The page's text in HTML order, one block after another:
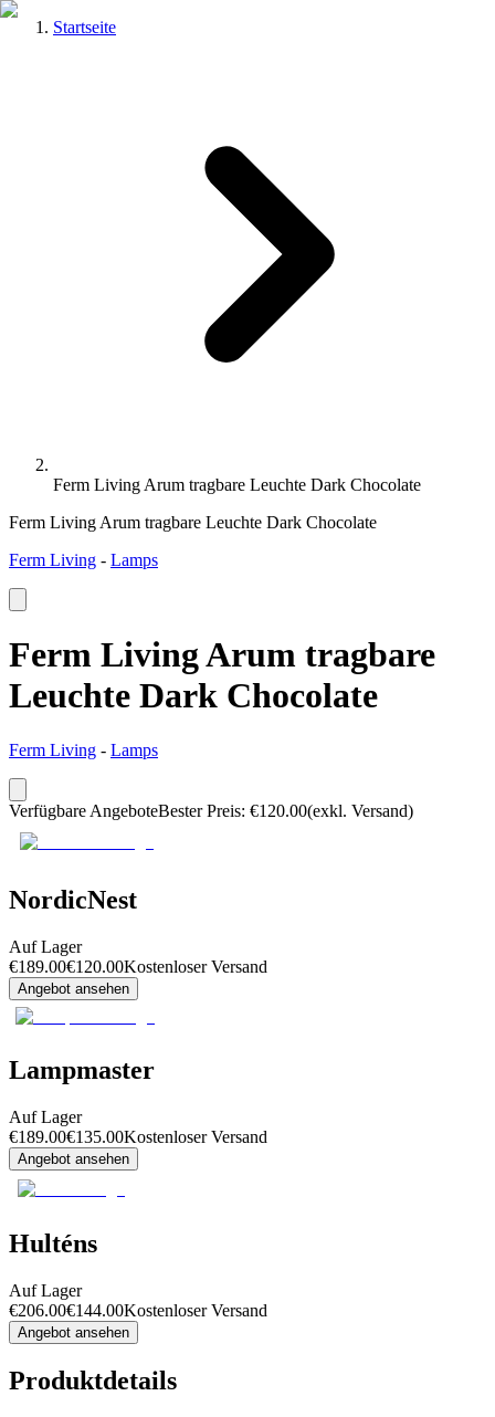
Startseite
Ferm Living Arum tragbare Leuchte Dark Chocolate
Ferm Living Arum tragbare Leuchte Dark Chocolate
Ferm Living - Lamps
Ferm Living Arum tragbare
Leuchte Dark Chocolate
Ferm Living - Lamps
Verfügbare AngeboteBester Preis: €120.00(exkl. Versand)
NordicNest
Auf Lager
€189.00€120.00Kostenloser Versand
Angebot ansehen
Lampmaster
Auf Lager
€189.00€135.00Kostenloser Versand
Angebot ansehen
Hulténs
Auf Lager
€206.00€144.00Kostenloser Versand
Angebot ansehen
Produktdetails